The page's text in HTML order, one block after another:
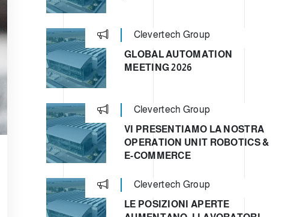
Clevertech Group
GLOBAL AUTOMATION
MEETING 2026
Clevertech Group
VI PRESENTIAMO LA NOSTRA
OPERATION UNIT ROBOTICS &
E-COMMERCE
Clevertech Group
LE POSIZIONI APERTE